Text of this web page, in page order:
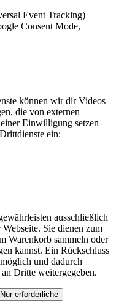
Event Tracking)
Consent Mode,
können wir dir Videos
die von externen
Einwilligung setzen
ein:
ausschließlich
Sie dienen zum
Warenkorb sammeln oder
kannst. Ein Rückschluss
und dadurch
Dritte weitergegeben.
Nur erforderliche